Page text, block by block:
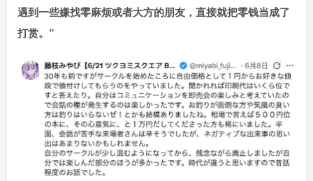
遇到一些嫌找零麻烦或者大方的朋友，直接就把零钱当成了
打赏。”